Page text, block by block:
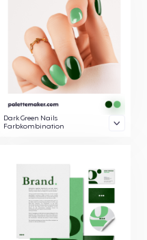
Dark Green Nails
Farbkombination